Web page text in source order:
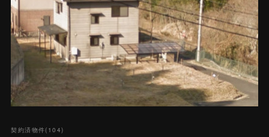
契約済物件( 104)